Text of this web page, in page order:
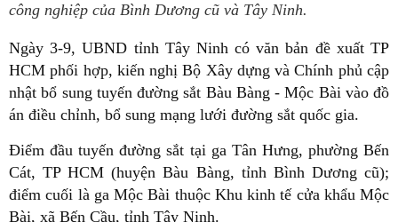
công nghiệp của Bình Dương cũ và Tây Ninh.
Ngày 3-9, UBND tỉnh Tây Ninh có văn bản đề xuất TP
HCM phối hợp, kiến nghị Bộ Xây dựng và Chính phủ cập
nhật bổ sung tuyến đường sắt Bàu Bàng - Mộc Bài vào đồ
án điều chỉnh, bổ sung mạng lưới đường sắt quốc gia.
Điểm đầu tuyến đường sắt tại ga Tân Hưng, phường Bến
Cát, TP HCM (huyện Bàu Bàng, tỉnh Bình Dương cũ);
điểm cuối là ga Mộc Bài thuộc Khu kinh tế cửa khẩu Mộc
Bài, xã Bến Cầu, tỉnh Tây Ninh.